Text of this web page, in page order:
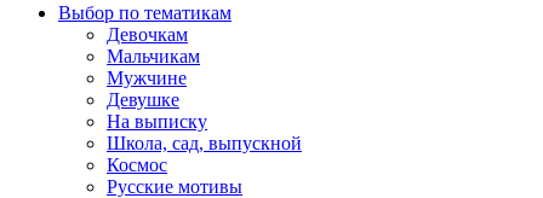
Выбор по тематикам
Девочкам
Мальчикам
Мужчине
Девушке
На выписку
Школа, сад, выпускной
Космос
Русские мотивы